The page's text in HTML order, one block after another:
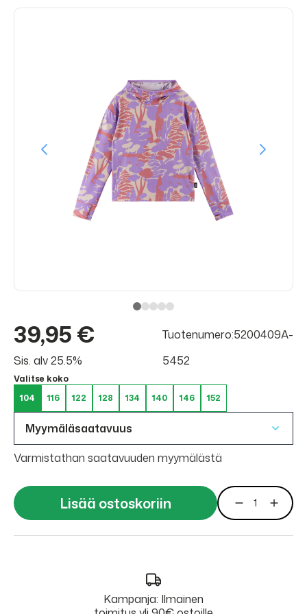
39,95 €
Sis. alv 25.5%
Tuotenumero:5200409A-
5452
Valitse koko
104
116 122 128 134 140 146 152
Myymäläsaatavuus
Varmistathan saatavuuden myymälästä
Lisää ostoskoriin
Kampanja: Ilmainen